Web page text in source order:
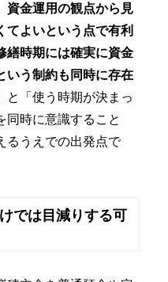
資金運用の観点から見
てよいという点で有利
繕時期には確実に資金
いう制約も同時に存在
と「使う時期が決まっ
同時に意識すること
るうえでの出発点で
では目減りする可